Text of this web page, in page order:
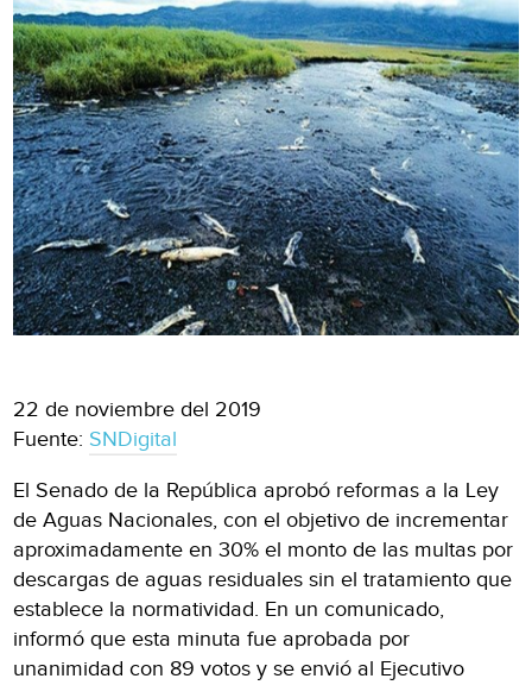
22 de noviembre del 2019
Fuente: SNDigital
El Senado de la República aprobó reformas a la Ley
de Aguas Nacionales, con el objetivo de incrementar
aproximadamente en 30% el monto de las multas por
descargas de aguas residuales sin el tratamiento que
establece la normatividad. En un comunicado,
informó que esta minuta fue aprobada por
unanimidad con 89 votos y se envió al Ejecutivo